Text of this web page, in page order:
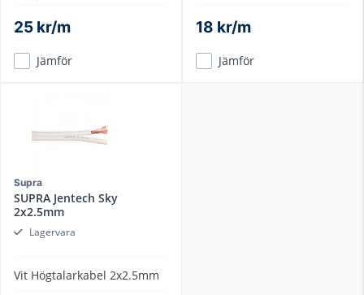
25 kr/m
Jämför
18 kr/m
Jämför
Supra
SUPRA Jentech Sky
2x2.5mm
Lagervara
Vit Högtalarkabel 2x2.5mm